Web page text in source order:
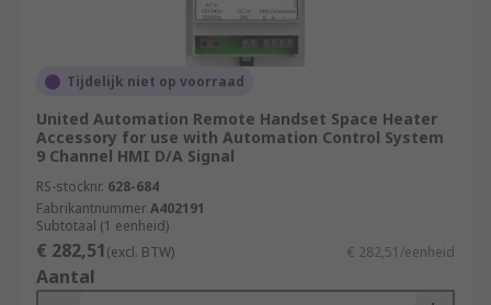
Tijdelijk niet op voorraad
United Automation Remote Handset Space Heater
Accessory for use with Automation Control System
9 Channel HMI D/A Signal
RS-stocknr. 628-684
FabrikantnummerA402191
Subtotaal (1 eenheid)
€ 282,51(excl. BTW) € 282,51/eenheid
Aantal